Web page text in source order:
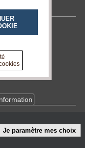
Je paramètre mes choix